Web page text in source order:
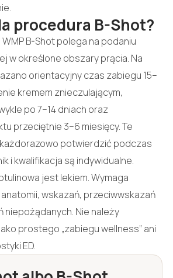
procedura B-Shot?
B-Shot polega na podaniu
w określone obszary prącia. Na
orientacyjny czas zabiegu 15–
kremem znieczulającym,
po 7–14 dniach oraz
przeciętnie 3–6 miesięcy. Te
potwierdzić podczas
i kwalifikacja są indywidualne.
jest lekiem. Wymaga
wskazań, przeciwwskazań
niepożądanych. Nie należy
prostego „zabiegu wellness” ani
ED.